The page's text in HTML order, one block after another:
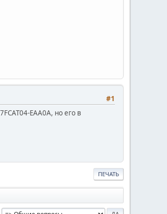
#1
EAA0A, но его в
ПЕЧАТЬ